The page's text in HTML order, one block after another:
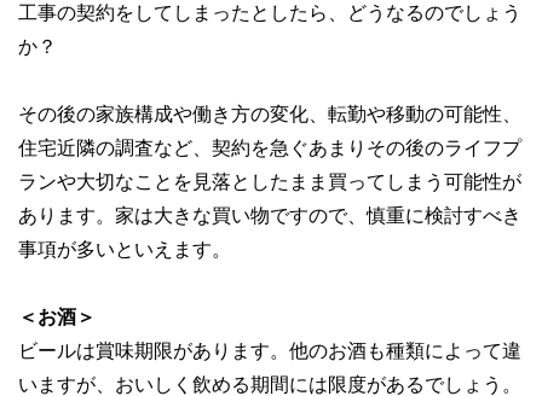
工事の契約をしてしまったとしたら、どうなるのでしょう
か？
その後の家族構成や働き方の変化、転勤や移動の可能性、
住宅近隣の調査など、契約を急ぐあまりその後のライフプ
ランや大切なことを見落としたまま買ってしまう可能性が
あります。家は大きな買い物ですので、慎重に検討すべき
事項が多いといえます。
＜お酒＞
ビールは賞味期限があります。他のお酒も種類によって違
いますが、おいしく飲める期間には限度があるでしょう。